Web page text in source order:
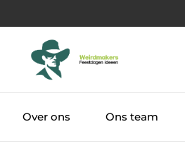
Over ons Ons team